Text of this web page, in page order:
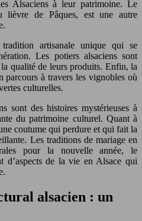
Alsaciens à leur patrimoine. Le
lièvre de Pâques, est une autre
artisanale unique qui se
Les potiers alsaciens sont
qualité de leurs produits. Enfin, la
parcours à travers les vignobles où
culturelles.
sont des histoires mystérieuses à
du patrimoine culturel. Quant à
coutume qui perdure et qui fait la
Les traditions de mariage en
pour la nouvelle année, le
d’aspects de la vie en Alsace qui
alsacien : un